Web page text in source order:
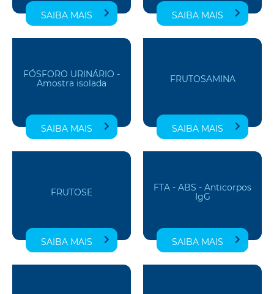
SAIBA MAIS SAIBA MAIS
FÓSFORO URINÁRIO -
Amostra isolada
SAIBA MAIS
FRUTOSAMINA
SAIBA MAIS
FRUTOSE
SAIBA MAIS
FTA - ABS - Anticorpos
IgG
SAIBA MAIS